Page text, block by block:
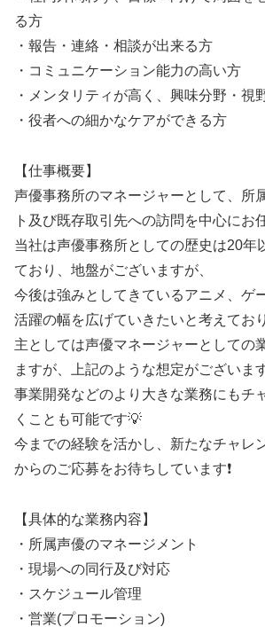
る方
・報告・連絡・相談が出来る方
・コミュニケーション能力の高い方
・メンタリティが高く、興味分野・視
・役者への細かなケアができる方
【仕事概要】
声優事務所のマネージャーとして、所
ト及び既存取引先への訪問を中心にお
当社は声優事務所としての歴史は20年
ており、地盤がございますが、
今後は強みとしてきているアニメ、ゲ
活躍の幅を広げていきたいと考えており
主としては声優マネージャーとしての
ますが、上記のような想定がございま
事業開発などのより大きな業務にもチ
くことも可能です💡
今までの経験を活かし、新たなチャレ
からのご応募をお待ちしています❗
【具体的な業務内容】
・所属声優のマネージメント
・現場への同行及び対応
・スケジュール管理
・営業(プロモーション)